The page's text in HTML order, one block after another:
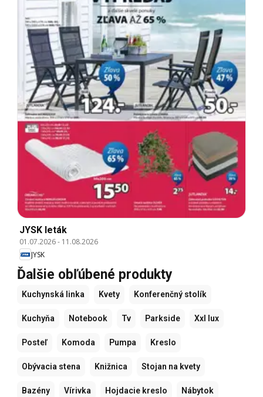
JYSK leták
01.07.2026- 11.08.2026
JYSK
Ďalšie obľúbené produkty
Kuchynská linka Kvety Konferenčný stolík
Kuchyňa Notebook Tv Parkside Xxl lux
Posteľ Komoda Pumpa Kreslo
Obývacia stena Knižnica Stojan na kvety
Bazény Vírivka Hojdacie kreslo Nábytok